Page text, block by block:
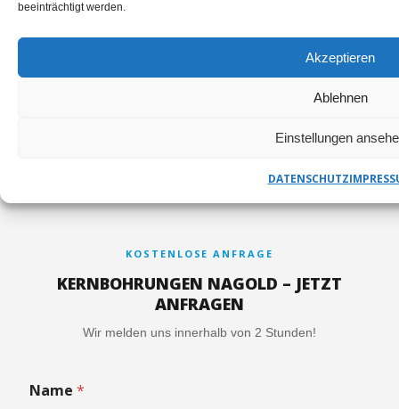
beeinträchtigt werden.
Akzeptieren
Ablehnen
Einstellungen
DATENSCHUTZ
TELEFON
+49
info@herceg-
1a
KOSTENLOSE ANFRAGE
KERNBOHRUNGEN NAGOLD – JETZT
ANFRAGEN
Wir melden uns innerhalb von 2 Stunden!
Name *